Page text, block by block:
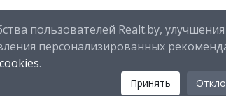
пользователей Realt.by, улучшения
персонализированных
cookies.
Принять